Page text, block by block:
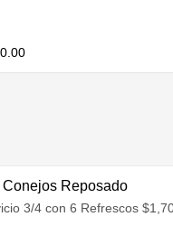
Conejos Reposado
3/4 con 6 Refrescos